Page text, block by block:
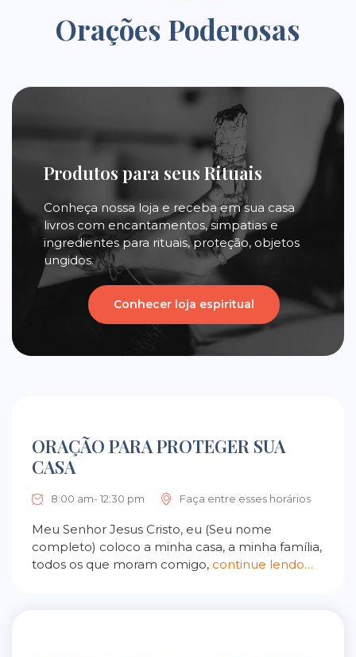
Orações Poderosas
Produtos para seus Rituais
Conheça nossa loja e receba em sua casa
livros com encantamentos, simpatias e
ingredientes para rituais, proteção, objetos
ungidos.
Conhecer loja espiritual
ORAÇÃO PARA PROTEGER SUA
CASA
8:00 am- 12:30 pm Faça entre esses horários
Meu Senhor Jesus Cristo, eu (Seu nome
completo) coloco a minha casa, a minha família,
todos os que moram comigo, continue lendo…